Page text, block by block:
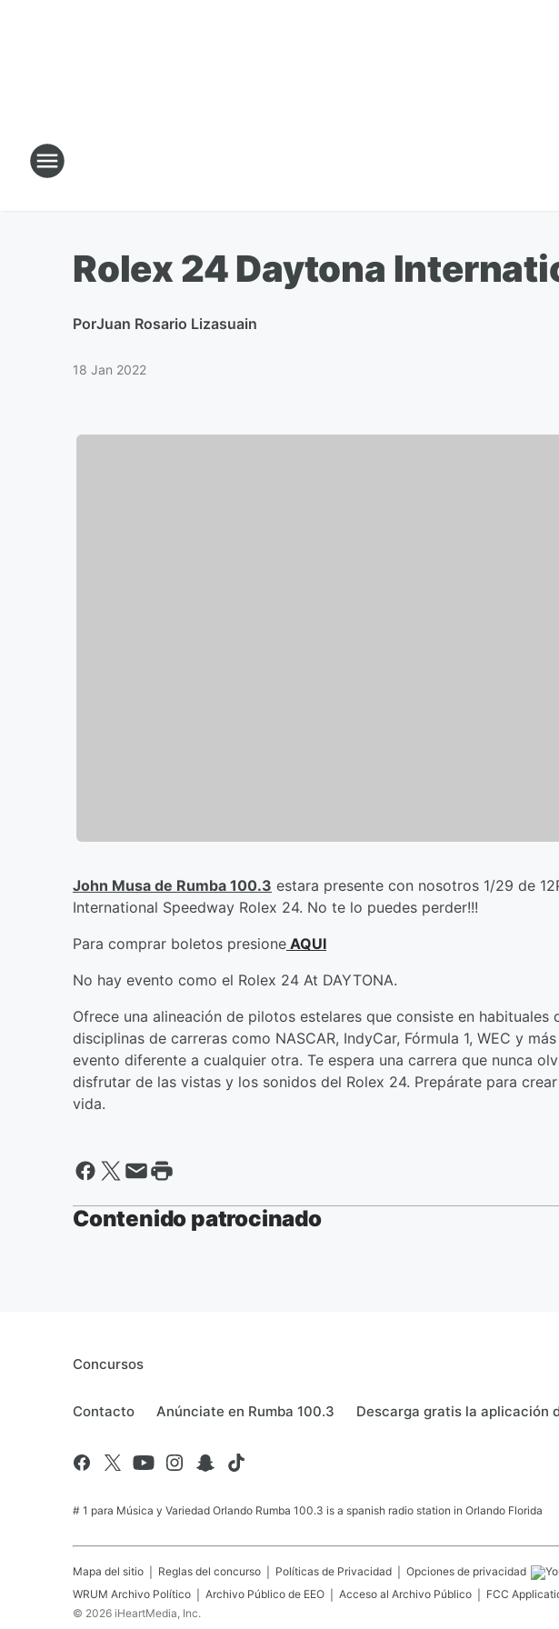
Rolex 24 Daytona
PorJuan Rosario Lizasuain
18 Jan 2022
John Musa de Rumba 100.3 estara presente con nosotros 1/29 de
International Speedway Rolex 24. No te lo puedes perder!!!
Para comprar boletos presione AQUI
No hay evento como el Rolex 24 At DAYTONA.
Ofrece una alineación de pilotos estelares que consiste en habituales
disciplinas de carreras como NASCAR, IndyCar, Fórmula 1, WEC y
evento diferente a cualquier otra. Te espera una carrera que nunca
disfrutar de las vistas y los sonidos del Rolex 24. Prepárate para
vida.
Contenido patrocinado
Concursos
Contacto Anúnciate en Rumba 100.3 Descarga gratis la aplicación
# 1 para Música y Variedad Orlando Rumba 100.3 is a spanish radio station in Orlando Florida
Mapa del sitio Reglas del concurso Políticas de Privacidad Opciones de privacidad
WRUM Archivo Político Archivo Público de EEO Acceso al Archivo Público
FCC
© 2026 iHeartMedia, Inc.